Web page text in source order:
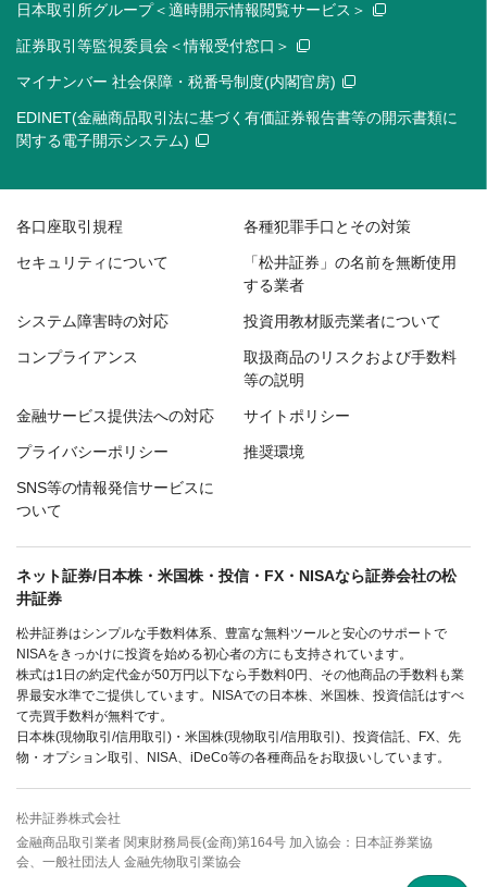
日本取引所グループ＜適時開示情報閲覧サービス＞
証券取引等監視委員会＜情報受付窓口＞
マイナンバー 社会保障・税番号制度(内閣官房)
EDINET(金融商品取引法に基づく有価証券報告書等の開示書類に
関する電子開示システム)
各口座取引規程 各種犯罪手口とその対策
セキュリティについて
「松井証券」の名前を無断使用
する業者
システム障害時の対応 投資用教材販売業者について
コンプライアンス
取扱商品のリスクおよび手数料
等の説明
金融サービス提供法への対応 サイトポリシー
プライバシーポリシー 推奨環境
SNS等の情報発信サービスに
ついて
ネット証券/日本株・米国株・投信・FX・NISAなら証券会社の松
井証券
松井証券はシンプルな手数料体系、豊富な無料ツールと安心のサポートで
NISAをきっかけに投資を始める初心者の方にも支持されています。
株式は1日の約定代金が50万円以下なら手数料0円、その他商品の手数料も業
界最安水準でご提供しています。NISAでの日本株、米国株、投資信託はすべ
て売買手数料が無料です。
日本株(現物取引/信用取引)・米国株(現物取引/信用取引)、投資信託、FX、先
物・オプション取引、NISA、iDeCo等の各種商品をお取扱いしています。
松井証券株式会社
金融商品取引業者 関東財務局長(金商)第164号 加入協会：日本証券業協
会、一般社団法人 金融先物取引業協会